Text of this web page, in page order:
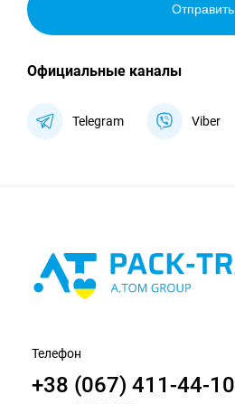
Отправить
Официальные каналы
Telegram Viber
Телефон
+38 (067) 411-44-10